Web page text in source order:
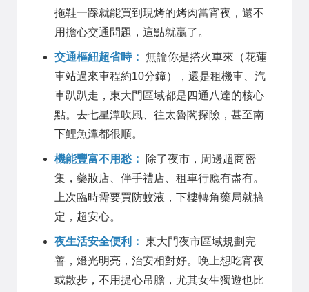
拖鞋一踩就能買到現烤的烤肉當宵夜，還不
用擔心交通問題，這點就贏了。
交通樞紐超省時： 無論你是搭火車來（花蓮
車站過來車程約10分鐘），還是租機車、汽
車趴趴走，東大門區域都是四通八達的核心
點。去七星潭吹風、往太魯閣探險，甚至南
下鯉魚潭都很順。
機能豐富不用愁：
除了夜市，周邊超商密
集，藥妝店、伴手禮店、租車行應有盡有。
上次臨時需要買防蚊液，下樓轉角藥局就搞
定，超安心。
夜生活安全便利： 東大門夜市區域規劃完
善，燈光明亮，治安相對好。晚上想吃宵夜
或散步，不用提心吊膽，尤其女生獨遊也比